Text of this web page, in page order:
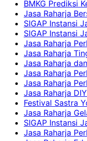
BMKG Prediksi
Jasa Raharja
SIGAP Instansi
SIGAP Instansi
Jasa Raharja
Jasa Raharja
Jasa Raharja
Jasa Raharja
Jasa Raharja
Jasa Raharja
Festival Sastra
Jasa Raharja
SIGAP Instansi
Jasa Raharja